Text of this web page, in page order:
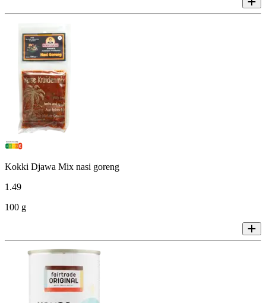
Kokki Djawa Mix nasi goreng
1.49
100 g